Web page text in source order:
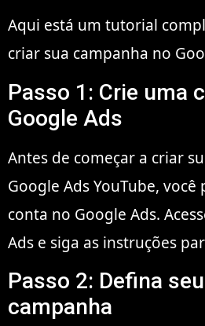
Aqui está um tutorial
criar sua campanha no
Passo 1: Crie uma
Google Ads
Antes de começar a criar
Google Ads YouTube,
conta no Google Ads.
Ads e siga as instruções
Passo 2: Defina
campanha